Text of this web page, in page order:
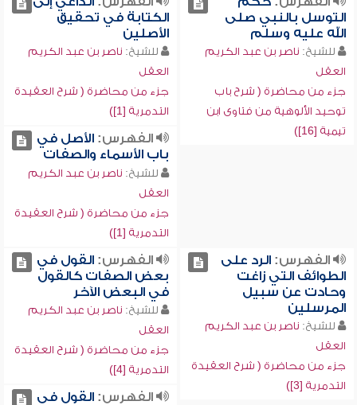
التوسل بالنبي صلى
الله عليه وسلم
للشيخ: ناصر بن عبد الكريم
العقل
جزء من محاضرة ( شرح باب
توحيد الألوهية من فتاوى ابن
تيمية [16])
الكتابة في تحقيق
الأصلين
للشيخ: ناصر بن عبد الكريم
العقل
جزء من محاضرة ( شرح العقيدة
التدمرية [1])
الفهرس:الأصل في
باب الأسماء والصفات
للشيخ: ناصر بن عبد الكريم
العقل
جزء من محاضرة ( شرح العقيدة
التدمرية [1])
الفهرس:الرد على
الطوائف التي زاغت
وحادت عن سبيل
المرسلين
للشيخ: ناصر بن عبد الكريم
العقل
جزء من محاضرة ( شرح العقيدة
التدمرية [3])
الفهرس:القول في
بعض الصفات كالقول
في البعض الآخر
للشيخ: ناصر بن عبد الكريم
العقل
جزء من محاضرة ( شرح العقيدة
التدمرية [4])
الفهرس:القول في